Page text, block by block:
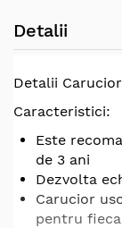
Detalii
Detalii
Caracteristici:
Este
de 3 ani
Dezvolta
Carucior
pentru